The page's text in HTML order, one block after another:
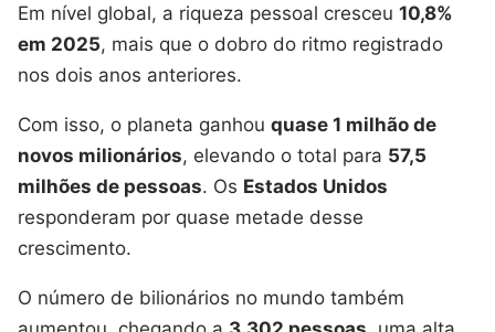
Em nível global, a riqueza pessoal cresceu 10,8%
em 2025, mais que o dobro do ritmo registrado
nos dois anos anteriores.
Com isso, o planeta ganhou quase 1 milhão de
novos milionários, elevando o total para 57,5
milhões de pessoas. Os Estados Unidos
responderam por quase metade desse
crescimento.
O número de bilionários no mundo também